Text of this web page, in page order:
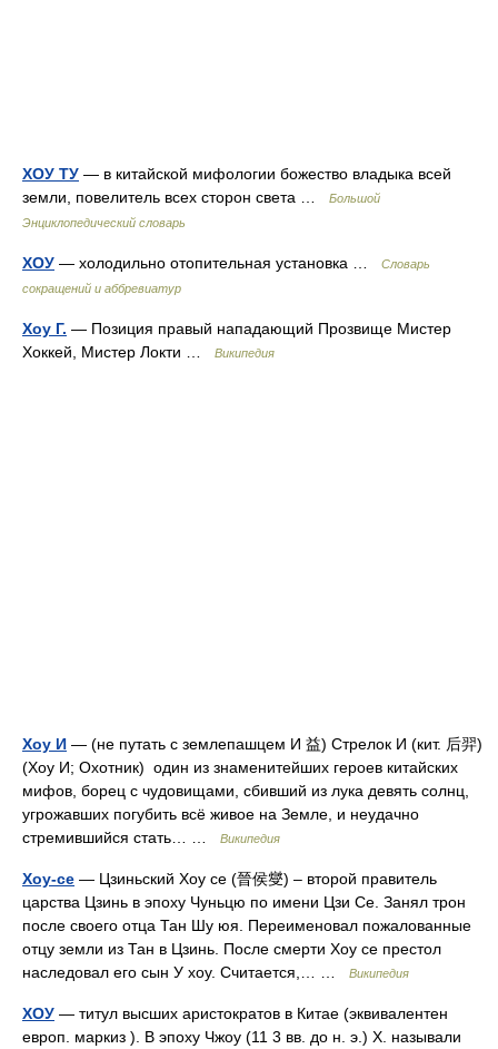
ХОУ ТУ — в китайской мифологии божество владыка всей
земли, повелитель всех сторон света …
Большой
Энциклопедический словарь
ХОУ — холодильно отопительная установка …
Словарь
сокращений и аббревиатур
Хоу Г. — Позиция правый нападающий Прозвище Мистер
Хоккей, Мистер Локти …
Википедия
Хоу И — (не путать с землепашцем И 益) Стрелок И (кит. 后羿)
(Хоу И; Охотник) один из знаменитейших героев китайских
мифов, борец с чудовищами, сбивший из лука девять солнц,
угрожавших погубить всё живое на Земле, и неудачно
стремившийся стать… …
Википедия
Хоу-се — Цзиньский Хоу се (晉侯燮) – второй правитель
царства Цзинь в эпоху Чуньцю по имени Цзи Се. Занял трон
после своего отца Тан Шу юя. Переименовал пожалованные
отцу земли из Тан в Цзинь. После смерти Хоу се престол
наследовал его сын У хоу. Считается,… …
Википедия
ХОУ — титул высших аристократов в Китае (эквивалентен
европ. маркиз ). В эпоху Чжоу (11 3 вв. до н. э.) X. называли